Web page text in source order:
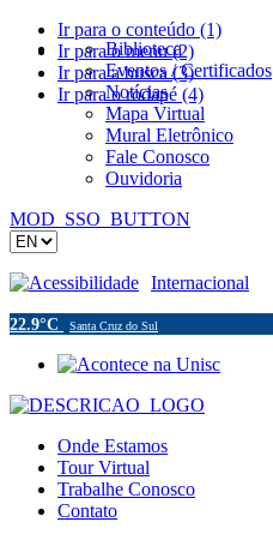
Ir para o conteúdo (1)
Ir para o menu (2)
Ir para a busca (3)
Ir para o rodapé (4)
Biblioteca
Eventos / Certificados
Notícias
Mapa Virtual
Mural Eletrônico
Fale Conosco
Ouvidoria
MOD_SSO_BUTTON
Acessibilidade Internacional
22.9°C Santa Cruz do Sul
Onde Estamos
Tour Virtual
Trabalhe Conosco
Contato